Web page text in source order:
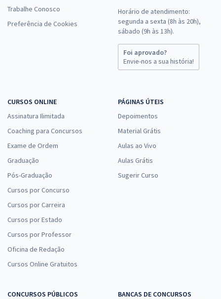
Trabalhe Conosco
Preferência de Cookies
Horário de atendimento:
segunda a sexta (8h às 20h),
sábado (9h às 13h).
Foi aprovado?
Envie-nos a sua história!
CURSOS ONLINE
Assinatura Ilimitada
Coaching para Concursos
Exame de Ordem
Graduação
Pós-Graduação
Cursos por Concurso
Cursos por Carreira
Cursos por Estado
Cursos por Professor
Oficina de Redação
Cursos Online Gratuitos
PÁGINAS ÚTEIS
Depoimentos
Material Grátis
Aulas ao Vivo
Aulas Grátis
Sugerir Curso
CONCURSOS PÚBLICOS
BANCAS DE CONCURSOS